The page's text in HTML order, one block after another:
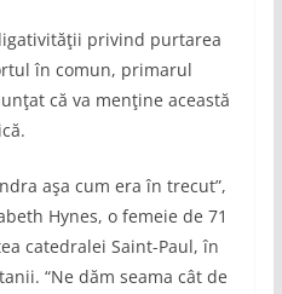
privind purtarea
în comun, primarul
că va menţine această
aşa cum era în trecut”,
Hynes, o femeie de 71
catedralei Saint-Paul, în
“Ne dăm seama cât de